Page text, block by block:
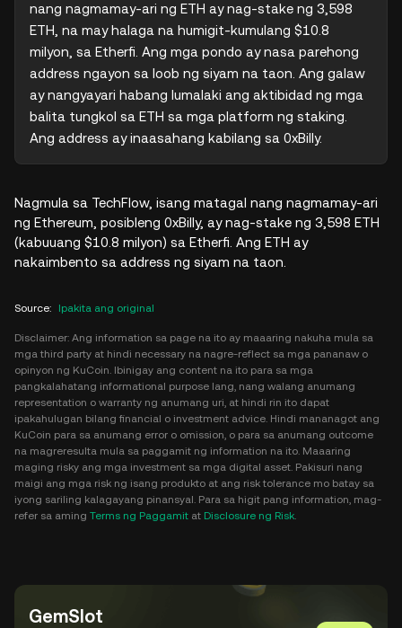
nang nagmamay-ari ng ETH ay nag-stake ng 3,598
ETH, na may halaga na humigit-kumulang $10.8
milyon, sa Etherfi. Ang mga pondo ay nasa parehong
address ngayon sa loob ng siyam na taon. Ang galaw
ay nangyayari habang lumalaki ang aktibidad ng mga
balita tungkol sa ETH sa mga platform ng staking.
Ang address ay inaasahang kabilang sa 0xBilly.
Nagmula sa TechFlow, isang matagal nang nagmamay-ari
ng Ethereum, posibleng 0xBilly, ay nag-stake ng 3,598 ETH
(kabuuang $10.8 milyon) sa Etherfi. Ang ETH ay
nakaimbento sa address ng siyam na taon.
Source: Ipakita ang original
Disclaimer: Ang information sa page na ito ay maaaring nakuha mula sa
mga third party at hindi necessary na nagre-reflect sa mga pananaw o
opinyon ng KuCoin. Ibinigay ang content na ito para sa mga
pangkalahatang informational purpose lang, nang walang anumang
representation o warranty ng anumang uri, at hindi rin ito dapat
ipakahulugan bilang financial o investment advice. Hindi mananagot ang
KuCoin para sa anumang error o omission, o para sa anumang outcome
na magreresulta mula sa paggamit ng information na ito. Maaaring
maging risky ang mga investment sa mga digital asset. Pakisuri nang
maigi ang mga risk ng isang produkto at ang risk tolerance mo batay sa
iyong sariling kalagayang pinansyal. Para sa higit pang information, mag-
refer sa aming Terms ng Paggamit at Disclosure ng Risk.
GemSlot